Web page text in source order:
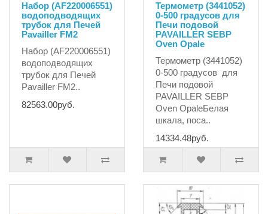
Набор (AF220006551)
водоподводящих
трубок для Печей
Pavailler FM2
Набор (AF220006551)
водоподводящих
трубок для Печей
Pavailler FM2..
82563.00руб.
Термометр (3441052)
0-500 градусов для
Печи подовой
PAVAILLER SEBP
Oven Opale
Термометр (3441052)
0-500 градусов для
Печи подовой
PAVAILLER SEBP
Oven OpaleБелая
шкала, поса..
14334.48руб.